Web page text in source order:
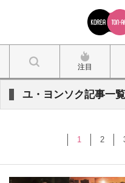
注目
ユ・ヨンソク記事一覧
1 2